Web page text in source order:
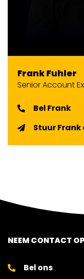
Frank Fuhler
Senior Account
Bel Frank
Stuur
NEEM CONTACT OP
Bel ons